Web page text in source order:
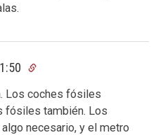
Los coches fósiles
fósiles también. Los
necesario, y el metro